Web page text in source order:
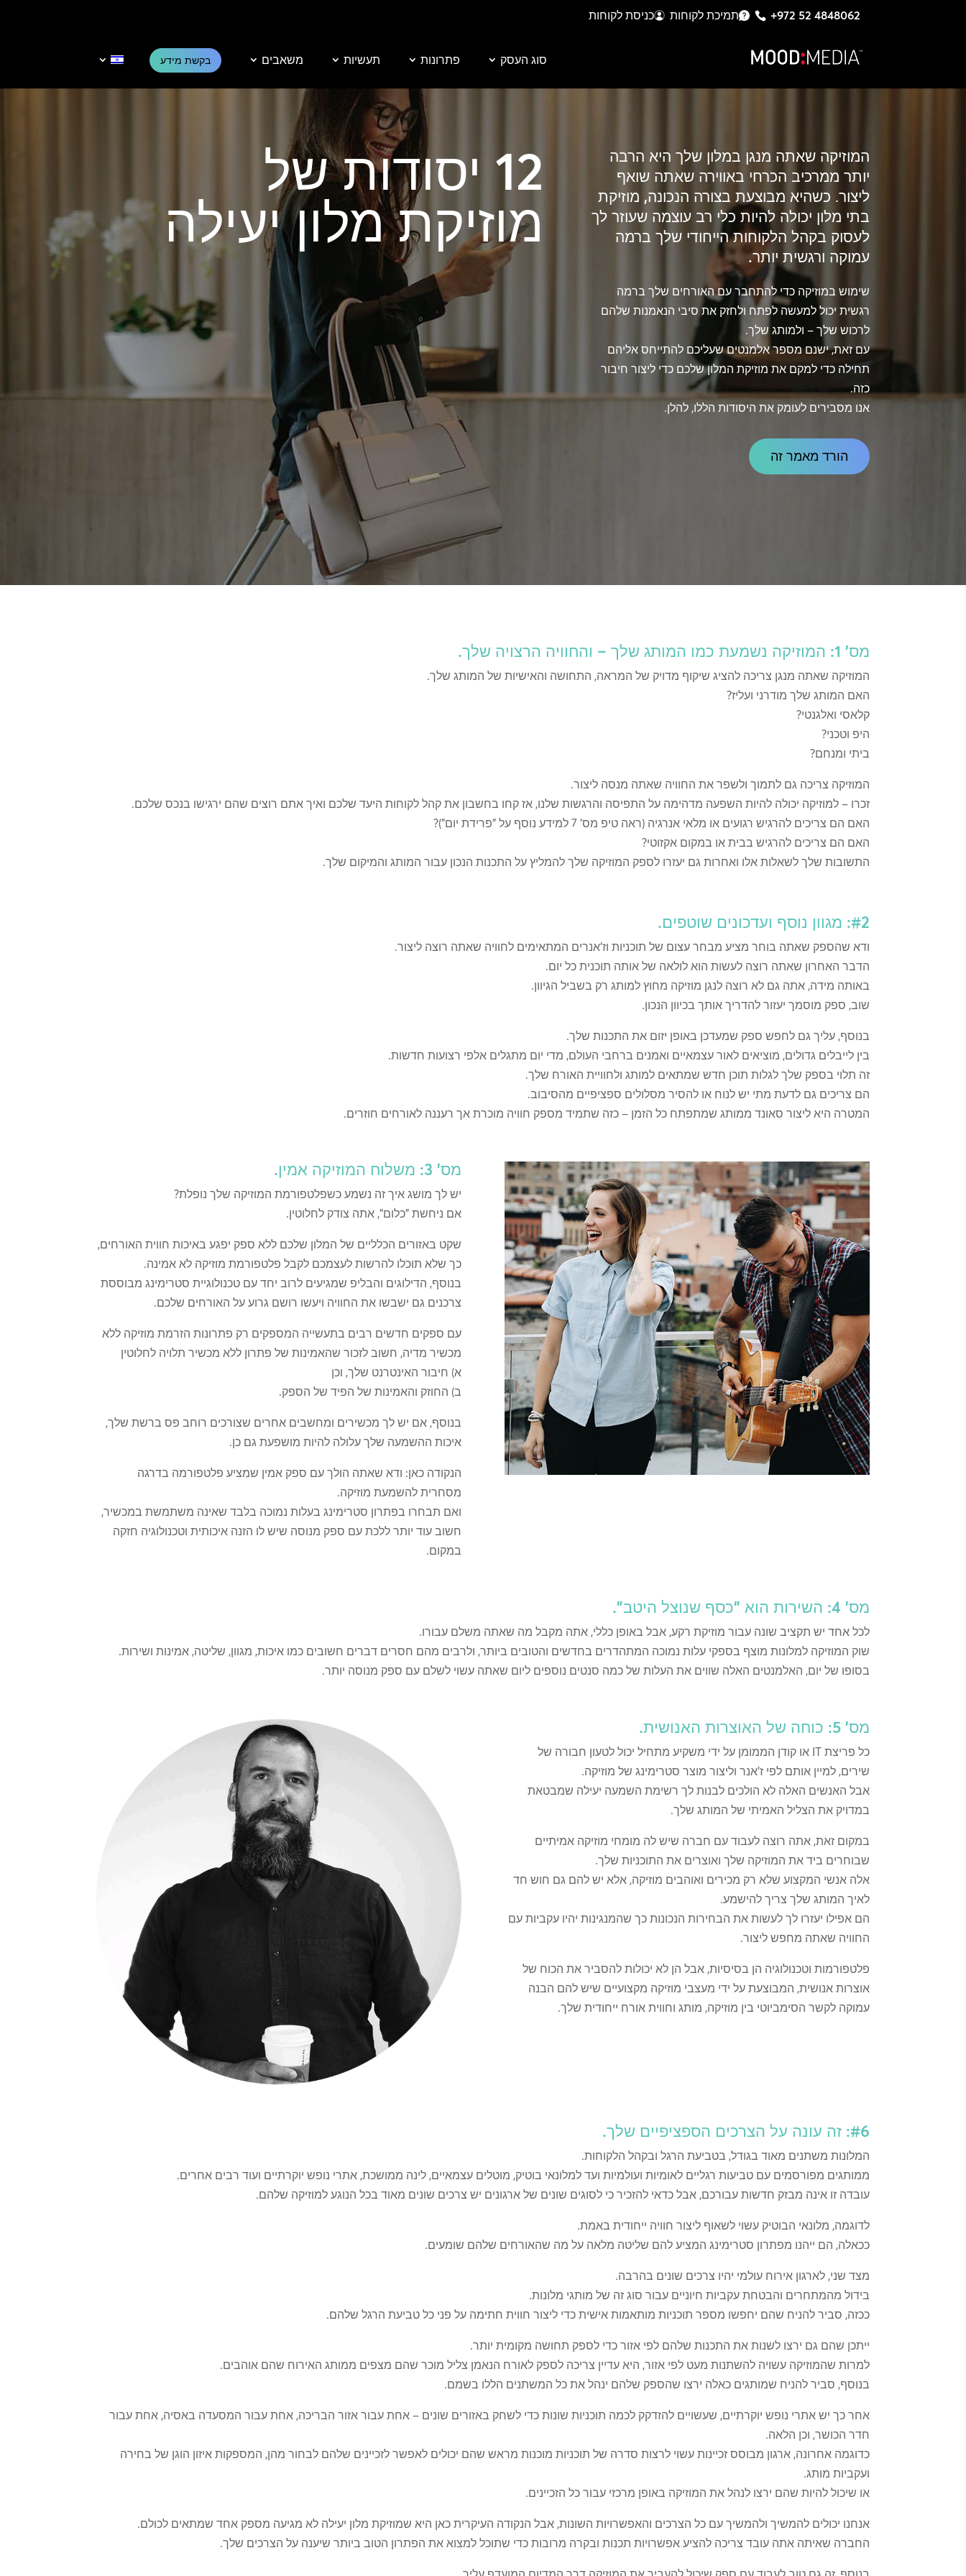
+972 52 4848062 תמיכת לקוחות כניסת לקוחות
סוג העסק פתרונות תעשיות משאבים בקשת מידע
12 יסודות של
מוזיקת ​​מלון יעילה
המוזיקה שאתה מנגן במלון שלך היא הרבה
יותר ממרכיב הכרחי באווירה שאתה שואף
ליצור. כשהיא מבוצעת בצורה הנכונה, מוזיקת
בתי מלון יכולה להיות כלי רב עוצמה שעוזר לך
לעסוק בקהל הלקוחות הייחודי שלך ברמה
עמוקה ורגשית יותר.
שימוש במוזיקה כדי להתחבר עם האורחים שלך ברמה
רגשית יכול למעשה לפתח ולחזק את סיבי הנאמנות שלהם
לרכוש שלך – ולמותג שלך.
עם זאת, ישנם מספר אלמנטים שעליכם להתייחס אליהם
תחילה כדי למקם את מוזיקת המלון שלכם כדי ליצור חיבור
כזה.
אנו מסבירים לעומק את היסודות הללו, להלן.
הורד מאמר זה
מס' 1: המוזיקה נשמעת כמו המותג שלך – והחוויה הרצויה שלך.
המוזיקה שאתה מנגן צריכה להציג שיקוף מדויק של המראה, התחושה והאישיות של המותג שלך.
האם המותג שלך מודרני ועליז?
קלאסי ואלגנטי?
היפ וטכני?
ביתי ומנחם?
המוזיקה צריכה גם לתמוך ולשפר את החוויה שאתה מנסה ליצור.
זכרו – למוזיקה יכולה להיות השפעה מדהימה על התפיסה והרגשות שלנו, אז קחו בחשבון את קהל לקוחות היעד שלכם ואיך אתם רוצים שהם ירגישו בנכס שלכם.
האם הם צריכים להרגיש רגועים או מלאי אנרגיה (ראה טיפ מס' 7 למידע נוסף על "פרידת יום")?
האם הם צריכים להרגיש בבית או במקום אקזוטי?
התשובות שלך לשאלות אלו ואחרות גם יעזרו לספק המוזיקה שלך להמליץ על התכנות הנכון עבור המותג והמיקום שלך.
#2: מגוון נוסף ועדכונים שוטפים.
ודא שהספק שאתה בוחר מציע מבחר עצום של תוכניות וז'אנרים המתאימים לחוויה שאתה רוצה ליצור.
הדבר האחרון שאתה רוצה לעשות הוא לולאה של אותה תוכנית כל יום.
באותה מידה, אתה גם לא רוצה לנגן מוזיקה מחוץ למותג רק בשביל הגיוון.
שוב, ספק מוסמך יעזור להדריך אותך בכיוון הנכון.
בנוסף, עליך גם לחפש ספק שמעדכן באופן יזום את התכנות שלך.
בין לייבלים גדולים, מוציאים לאור עצמאיים ואמנים ברחבי העולם, מדי יום מתגלים אלפי רצועות חדשות.
זה תלוי בספק שלך לגלות תוכן חדש שמתאים למותג ולחוויית האורח שלך.
הם צריכים גם לדעת מתי יש לנוח או להסיר מסלולים ספציפיים מהסיבוב.
המטרה היא ליצור סאונד ממותג שמתפתח כל הזמן – כזה שתמיד מספק חוויה מוכרת אך רעננה לאורחים חוזרים.
מס' 3: משלוח המוזיקה אמין.
יש לך מושג איך זה נשמע כשפלטפורמת המוזיקה שלך נופלת?
אם ניחשת "כלום", אתה צודק לחלוטין.
שקט באזורים הכלליים של המלון שלכם ללא ספק יפגע באיכות חווית האורחים,
כך שלא תוכלו להרשות לעצמכם לקבל פלטפורמת מוזיקה לא אמינה.
בנוסף, הדילוגים והבליפ שמגיעים לרוב יחד עם טכנולוגיית סטרימינג מבוססת
צרכנים גם ישבשו את החוויה ויעשו רושם גרוע על האורחים שלכם.
עם ספקים חדשים רבים בתעשייה המספקים רק פתרונות הזרמת מוזיקה ללא
מכשיר מדיה, חשוב לזכור שהאמינות של פתרון ללא מכשיר תלויה לחלוטין
א) חיבור האינטרנט שלך, וכן
ב) החוזק והאמינות של הפיד של הספק.
בנוסף, אם יש לך מכשירים ומחשבים אחרים שצורכים רוחב פס ברשת שלך,
איכות ההשמעה שלך עלולה להיות מושפעת גם כן.
הנקודה כאן: ודא שאתה הולך עם ספק אמין שמציע פלטפורמה בדרגה
מסחרית להשמעת מוזיקה.
ואם תבחרו בפתרון סטרימינג בעלות נמוכה בלבד שאינה משתמשת במכשיר,
חשוב עוד יותר ללכת עם ספק מנוסה שיש לו הזנה איכותית וטכנולוגיה חזקה
במקום.
מס' 4: השירות הוא "כסף שנוצל היטב".
לכל אחד יש תקציב שונה עבור מוזיקת רקע, אבל באופן כללי, אתה מקבל מה שאתה משלם עבורו.
שוק המוזיקה למלונות מוצף בספקי עלות נמוכה המתהדרים בחדשים והטובים ביותר, ולרבים מהם חסרים דברים חשובים כמו איכות, מגוון, שליטה, אמינות ושירות.
בסופו של יום, האלמנטים האלה שווים את העלות של כמה סנטים נוספים ליום שאתה עשוי לשלם עם ספק מנוסה יותר.
מס' 5: כוחה של האוצרות האנושית.
כל פריצת IT או קודן הממומן על ידי משקיע מתחיל יכול לטעון חבורה של
שירים, למיין אותם לפי ז'אנר וליצור מוצר סטרימינג של מוזיקה.
אבל האנשים האלה לא הולכים לבנות לך רשימת השמעה יעילה שמבטאת
במדויק את הצליל האמיתי של המותג שלך.
במקום זאת, אתה רוצה לעבוד עם חברה שיש לה מומחי מוזיקה אמיתיים
שבוחרים ביד את המוזיקה שלך ואוצרים את התוכניות שלך.
אלה אנשי המקצוע שלא רק מכירים ואוהבים מוזיקה, אלא יש להם גם חוש חד
לאיך המותג שלך צריך להישמע.
הם אפילו יעזרו לך לעשות את הבחירות הנכונות כך שהמנגינות יהיו עקביות עם
החוויה שאתה מחפש ליצור.
פלטפורמות וטכנולוגיה הן בסיסיות, אבל הן לא יכולות להסביר את הכוח של
אוצרות אנושית, המבוצעת על ידי מעצבי מוזיקה מקצועיים שיש להם הבנה
עמוקה לקשר הסימביוטי בין מוזיקה, מותג וחווית אורח ייחודית שלך.
#6: זה עונה על הצרכים הספציפיים שלך.
המלונות משתנים מאוד בגודל, בטביעת הרגל ובקהל הלקוחות.
ממותגים מפורסמים עם טביעות רגליים לאומיות ועולמיות ועד למלונאי בוטיק, מוטלים עצמאיים, לינה ממושכת, אתרי נופש יוקרתיים ועוד רבים אחרים.
עובדה זו אינה מבזק חדשות עבורכם, אבל כדאי להזכיר כי לסוגים שונים של ארגונים יש צרכים שונים מאוד בכל הנוגע למוזיקה שלהם.
לדוגמה, מלונאי הבוטיק עשוי לשאוף ליצור חוויה ייחודית באמת.
ככאלה, הם ייהנו מפתרון סטרימינג המציע להם שליטה מלאה על מה שהאורחים שלהם שומעים.
מצד שני, לארגון אירוח עולמי יהיו צרכים שונים בהרבה.
בידול מהמתחרים והבטחת עקביות חיוניים עבור סוג זה של מותגי מלונות.
ככזה, סביר להניח שהם יחפשו מספר תוכניות מותאמות אישית כדי ליצור חווית חתימה על פני כל טביעת הרגל שלהם.
ייתכן שהם גם ירצו לשנות את התכנות שלהם לפי אזור כדי לספק תחושה מקומית יותר.
למרות שהמוזיקה עשויה להשתנות מעט לפי אזור, היא עדיין צריכה לספק לאורח הנאמן צליל מוכר שהם מצפים ממותג האירוח שהם אוהבים.
בנוסף, סביר להניח שמותגים כאלה ירצו שהספק שלהם ינהל את כל המשתנים הללו בשמם.
אחר כך יש אתרי נופש יוקרתיים, שעשויים להזדקק לכמה תוכניות שונות כדי לשחק באזורים שונים – אחת עבור אזור הבריכה, אחת עבור המסעדה באסיה, אחת עבור
חדר הכושר, וכן הלאה.
כדוגמה אחרונה, ארגון מבוסס זכיינות עשוי לרצות סדרה של תוכניות מוכנות מראש שהם יכולים לאפשר לזכיינים שלהם לבחור מהן, המספקות איזון הוגן של בחירה
ועקביות מותג.
או שיכול להיות שהם ירצו לנהל את המוזיקה באופן מרכזי עבור כל הזכיינים.
אנחנו יכולים להמשיך ולהמשיך עם כל הצרכים והאפשרויות השונות, אבל הנקודה העיקרית כאן היא שמוזיקת מלון יעילה לא מגיעה מספק אחד שמתאים לכולם.
החברה שאיתה אתה עובד צריכה להציע אפשרויות תכנות ובקרה מרובות כדי שתוכל למצוא את הפתרון הטוב ביותר שיענה על הצרכים שלך.